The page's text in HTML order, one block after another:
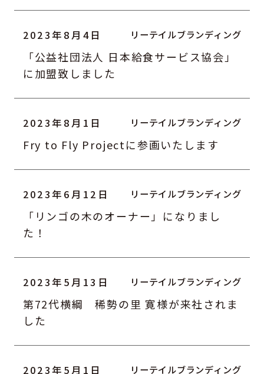
2023年8月4日
「公益社団法人 日本給食サービス協会」
に加盟致しました
2023年8月1日
Fry to Fly Projectに参画いたします
2023年6月12日
「リンゴの木のオーナー」になりまし
た！
2023年5月13日
第72代横綱 稀勢の里 寛様が来社されま
した
2023年5月1日